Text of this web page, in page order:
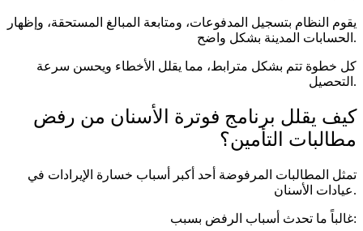
يقوم النظام بتسجيل المدفوعات، ومتابعة المبالغ المستحقة، وإظهار
الحسابات المدينة بشكل واضح.
كل خطوة تتم بشكل مترابط، مما يقلل الأخطاء ويحسن سرعة
التحصيل.
كيف يقلل برنامج فوترة الأسنان من رفض
مطالبات التأمين؟
تمثل المطالبات المرفوضة أحد أكبر أسباب خسارة الإيرادات في
عيادات الأسنان.
غالباً ما تحدث أسباب الرفض بسبب: